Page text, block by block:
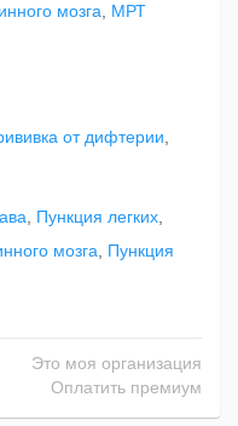
мозга
МРТ
от дифтерии
Пункция легких
мозга
Пункция
Это моя организация
Оплатить премиум